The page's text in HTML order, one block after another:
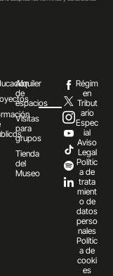
Alquiler
de
espacios
Visitas
para
grupos
Tienda
del
Museo
Régim
en
Tribut
ario
Espec
ial
Aviso
Legal
Polític
a de
trata
mient
o de
datos
perso
nales
Polític
a de
cooki
es